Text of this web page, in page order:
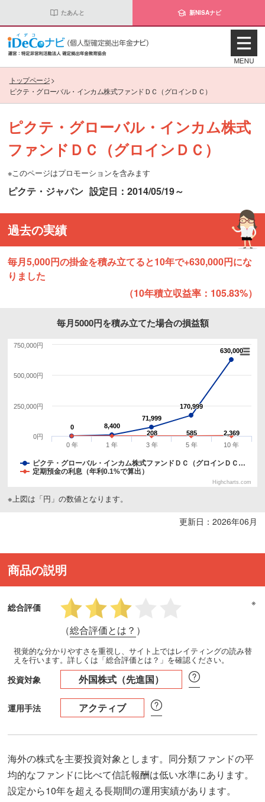
たあんと 新NISAナビ
トップページ>
ピクテ・グローバル・インカム株式ファンドＤＣ（グロインＤＣ）
ピクテ・グローバル・インカム株式
ファンドＤＣ（グロインＤＣ）
※このページはプロモーションを含みます
ピクテ・ジャパン 設定日：2014/05/19～
過去の実績
毎月5,000円の掛金を積み立てると10年で+630,000円にな
りました
（10年積立収益率：105.83%）
毎月5000円を積み立てた場合の損益額
0
0 8,400
8,400
71,999
71,999
170,999
170,999
630,000
630,000
208
208 585
585 2,369
2,369
ピクテ・グローバル・インカム株式ファンドＤＣ（グロインＤＣ…
定期預金の利息（年利0.1%で算出）
0 年 1 年 3 年 5 年 10 年
0円
250,000円
500,000円
750,000円
Highcharts.com
※上図は「円」の数値となります。
更新日：2026年06月
商品の説明
総合評価
（総合評価とは？ ）
※
視覚的な分かりやすさを重視し、サイト上ではレイティングの読み替
えを行います。詳しくは「総合評価とは？」を確認ください。
投資対象 外国株式（先進国）
運用手法 アクティブ
海外の株式を主要投資対象とします。同分類ファンドの平
均的なファンドに比べて信託報酬は低い水準にあります。
設定から10年を超える長期間の運用実績があります。